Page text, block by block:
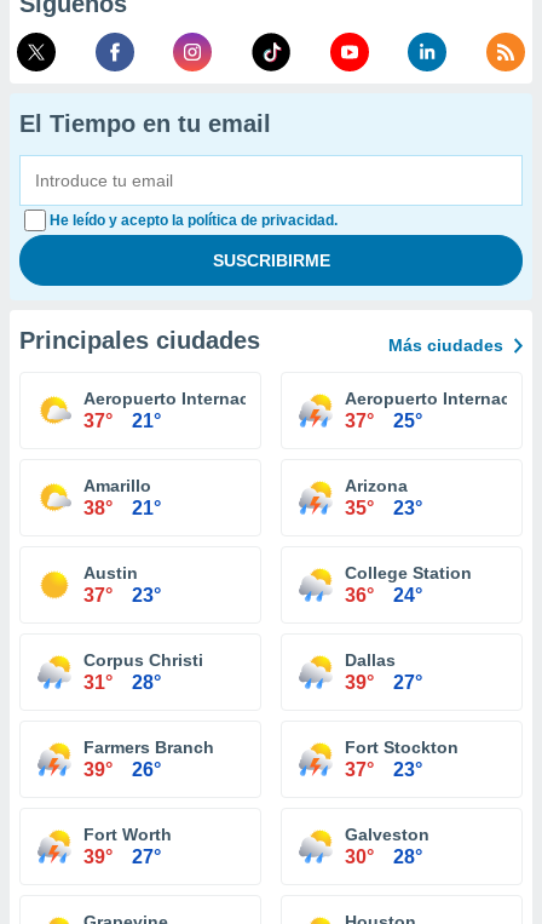
El Tiempo en tu email
He leído y acepto la política de privacidad.
Principales ciudades Más ciudades
Aeropuerto Internacional El Paso
37° 21°
Aeropuerto
37° 25°
Amarillo
38° 21°
Arizona
35° 23°
Austin
37° 23°
College Station
36° 24°
Corpus Christi
31° 28°
Dallas
39° 27°
Farmers Branch
39° 26°
Fort Stockton
37° 23°
Fort Worth
39° 27°
Galveston
30° 28°